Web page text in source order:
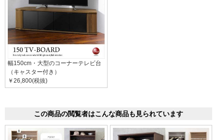
幅150cm・大型のコーナーテレビ台
（キャスター付き）
￥26,800(税抜)
この商品の閲覧者はこんな商品も見られています